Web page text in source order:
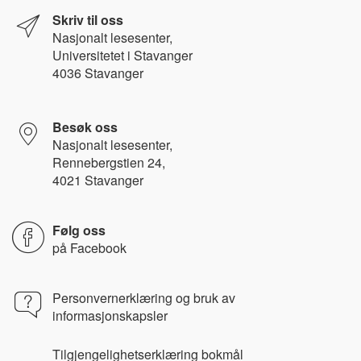
Skriv til oss
Nasjonalt lesesenter,
Universitetet i Stavanger
4036 Stavanger
Besøk oss
Nasjonalt lesesenter,
Rennebergstien 24,
4021 Stavanger
Følg oss
på Facebook
Personvernerklæring og bruk av
informasjonskapsler
Tilgjengelighetserklæring bokmål